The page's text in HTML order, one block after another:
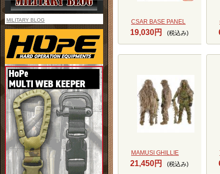
CSAR BASE PANEL
19,030円 (税込み)
MAMUSI GHILLIE
21,450円 (税込み)
MILITARY BLOG